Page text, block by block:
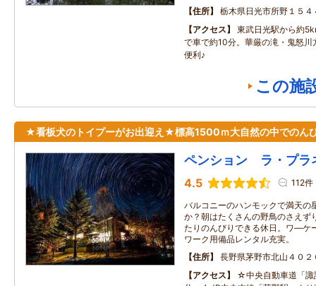
住所
栃木県日光市所野１５４
アクセス
東武日光駅から約
で車で約10分。華厳の滝・鬼怒
便利♪
この施
★看板犬のトイプーがお出迎え★標高1500ｍ大自然の中でのん
ペンション ラ・プラ
4.5 112件
バルコニーのハンモックで満天の
か？朝はたくさんの野鳥のさえず
たりのんびりできる休日。ワ―ケ
ワーク用備品レンタル充実。
住所
長野県茅野市北山４０２
アクセス
☆中央自動車道「諏